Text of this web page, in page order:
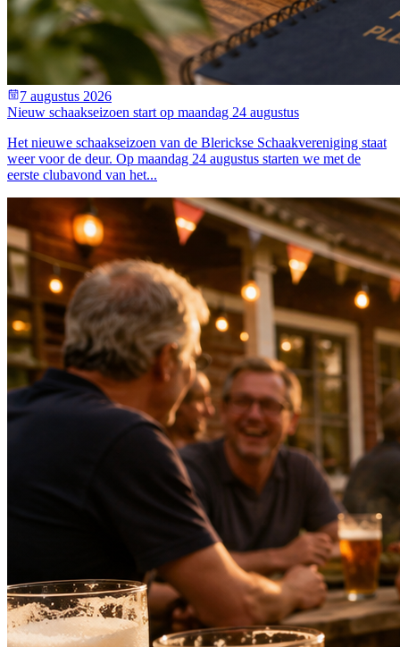
7 augustus 2026
Nieuw schaakseizoen start op maandag 24 augustus
Het nieuwe schaakseizoen van de Blerickse Schaakvereniging staat
weer voor de deur. Op maandag 24 augustus starten we met de
eerste clubavond van het...